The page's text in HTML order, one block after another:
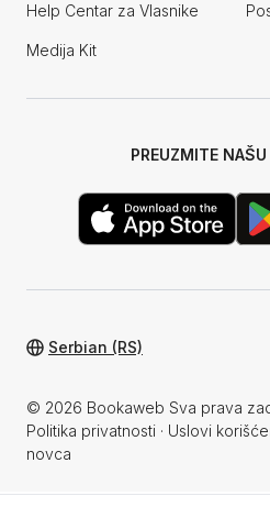
Help Centar za Vlasnike
Medija Kit
PREUZMITE
© 2026 Bookaweb Sva prava
Politika privatnosti · Uslovi
novca
Serbian (RS)